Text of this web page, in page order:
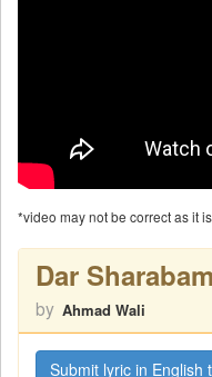
*video may not be correct as it
Dar
by Ahmad Wali
Submit lyric in English